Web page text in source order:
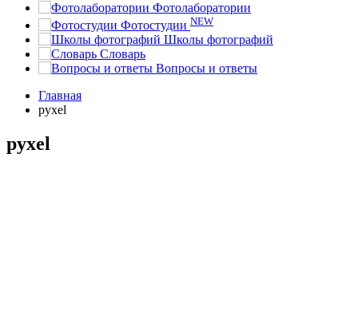
Фотолаборатории
Фотостудии NEW
Школы фотографий
Словарь
Вопросы и ответы
Главная
pyxel
pyxel